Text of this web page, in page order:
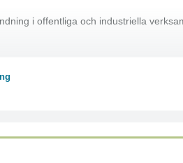
i offentliga och industriella